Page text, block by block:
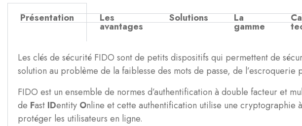
Présentation Les
avantages
Solutions La
gamme
Les clés de sécurité FIDO sont de petits dispositifs qui permettent de
solution au problème de la faiblesse des mots de passe, de
FIDO est un ensemble de normes d’authentification à double facteur et
de Fast IDentity Online et cette authentification utilise une
protéger les utilisateurs en ligne.